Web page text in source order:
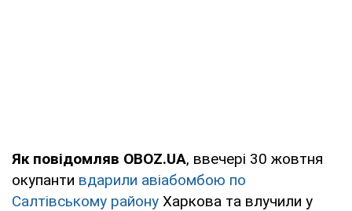
Як повідомляв OBOZ.UA, ввечері 30 жовтня
окупанти вдарили авіабомбою по
Салтівському району Харкова та влучили у